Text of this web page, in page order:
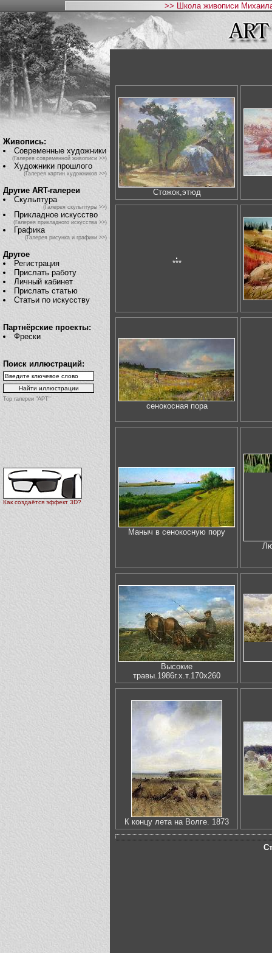
>> Школа живописи
Живопись:
Современные художники
(Галерея современной живописи >>)
Художники прошлого
(Галерея картин художников >>)
Другие ART-галереи
Скульптура
(Галерея скульптуры >>)
Прикладное искусство
(Галерея прикладного искусства >>)
Графика
(Галерея рисунка и графики >>)
Другое
Регистрация
Прислать работу
Личный кабинет
Прислать статью
Статьи по искусству
Партнёрские проекты:
Фрески
Поиск иллюстраций:
Top галереи "АРТ"
Как создаётся эффект 3D?
Стожок,этюд
***
сенокосная пора
Маныч в сенокосную пору
Высокие
травы.1986г.х.т.170х260
К концу лета на Волге. 1873